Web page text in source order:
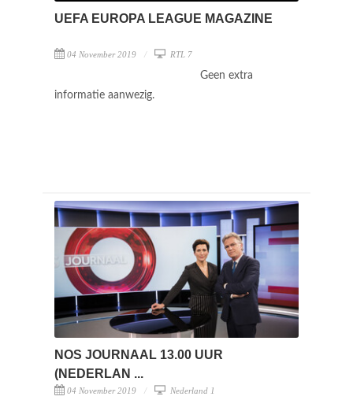
UEFA EUROPA LEAGUE MAGAZINE
04 November 2019 RTL 7
Geen extra
informatie aanwezig.
NOS JOURNAAL 13.00 UUR
(NEDERLAN ...
04 November 2019 Nederland 1